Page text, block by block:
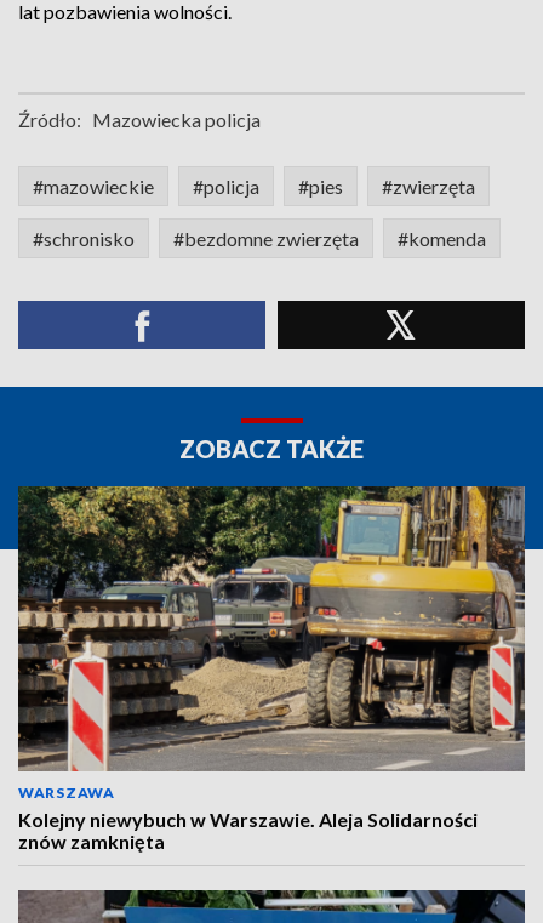
lat pozbawienia wolności.
Źródło: Mazowiecka policja
#mazowieckie #policja #pies #zwierzęta
#schronisko #bezdomne zwierzęta #komenda
ZOBACZ TAKŻE
WARSZAWA
Kolejny niewybuch w Warszawie. Aleja Solidarności
znów zamknięta